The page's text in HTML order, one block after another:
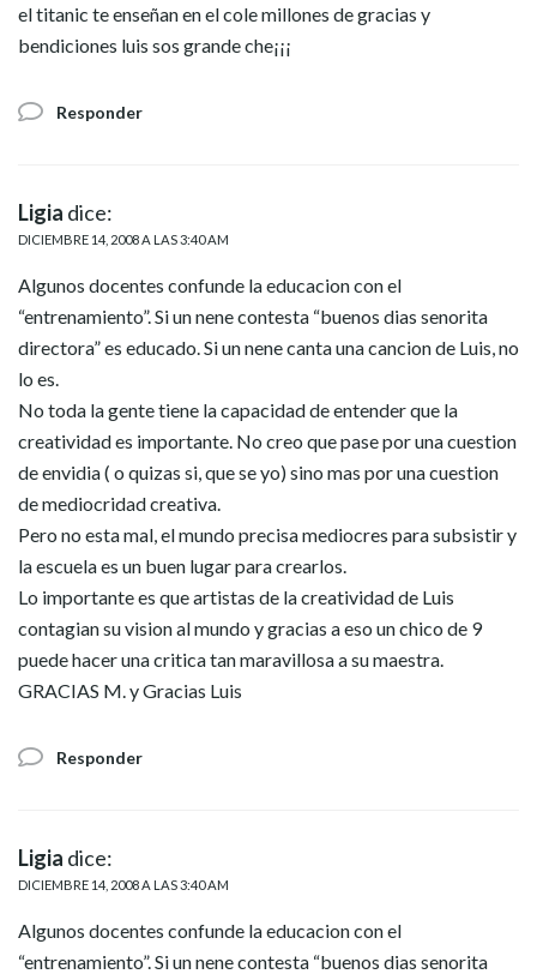
el titanic te enseñan en el cole millones de gracias y
bendiciones luis sos grande che¡¡¡
Responder
Ligia dice:
DICIEMBRE 14, 2008 A LAS 3:40 AM
Algunos docentes confunde la educacion con el
“entrenamiento”. Si un nene contesta “buenos dias senorita
directora” es educado. Si un nene canta una cancion de Luis, no
lo es.
No toda la gente tiene la capacidad de entender que la
creatividad es importante. No creo que pase por una cuestion
de envidia ( o quizas si, que se yo) sino mas por una cuestion
de mediocridad creativa.
Pero no esta mal, el mundo precisa mediocres para subsistir y
la escuela es un buen lugar para crearlos.
Lo importante es que artistas de la creatividad de Luis
contagian su vision al mundo y gracias a eso un chico de 9
puede hacer una critica tan maravillosa a su maestra.
GRACIAS M. y Gracias Luis
Responder
Ligia dice:
DICIEMBRE 14, 2008 A LAS 3:40 AM
Algunos docentes confunde la educacion con el
“entrenamiento”. Si un nene contesta “buenos dias senorita